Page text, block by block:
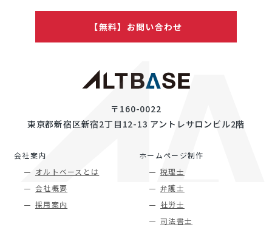
【無料】お問い合わせ
〒160-0022
東京都新宿区新宿2丁目12-13 アントレサロンビル2階
会社案内
オルトベースとは
会社概要
採用案内
ホームページ制作
税理士
弁護士
社労士
司法書士